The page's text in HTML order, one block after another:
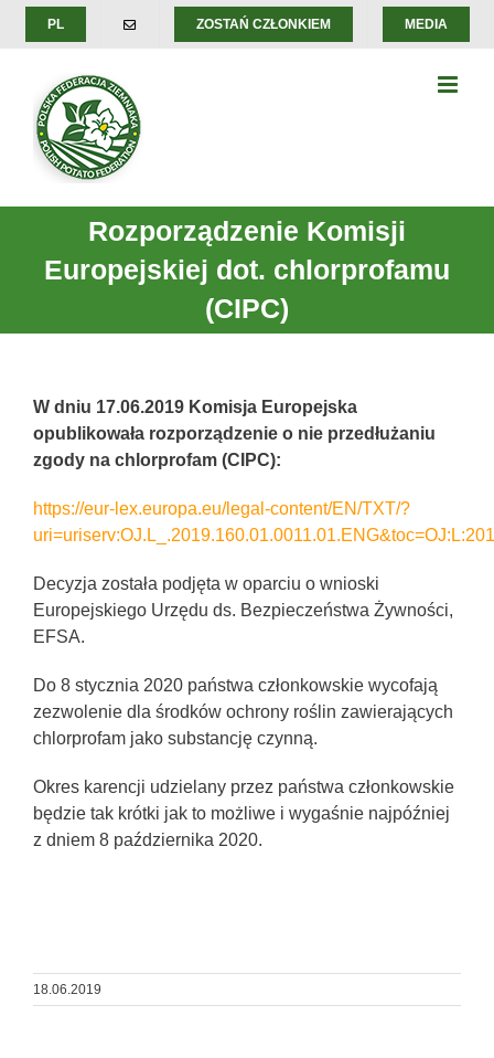
Skip
PL ZOSTAŃ CZŁONKIEM MEDIA
Rozporządzenie Komisji
Europejskiej dot. chlorprofamu
(CIPC)
W dniu 17.06.2019 Komisja Europejska
opublikowała rozporządzenie o nie przedłużaniu
zgody na chlorprofam (CIPC):
https://eur-lex.europa.eu/legal-content/EN/TXT/?
Decyzja została podjęta w oparciu o wnioski
Europejskiego Urzędu ds. Bezpieczeństwa Żywności,
EFSA.
Do 8 stycznia 2020 państwa członkowskie wycofają
zezwolenie dla środków ochrony roślin zawierających
chlorprofam jako substancję czynną.
Okres karencji udzielany przez państwa członkowskie
będzie tak krótki jak to możliwe i wygaśnie najpóźniej
z dniem 8 października 2020.
18.06.2019